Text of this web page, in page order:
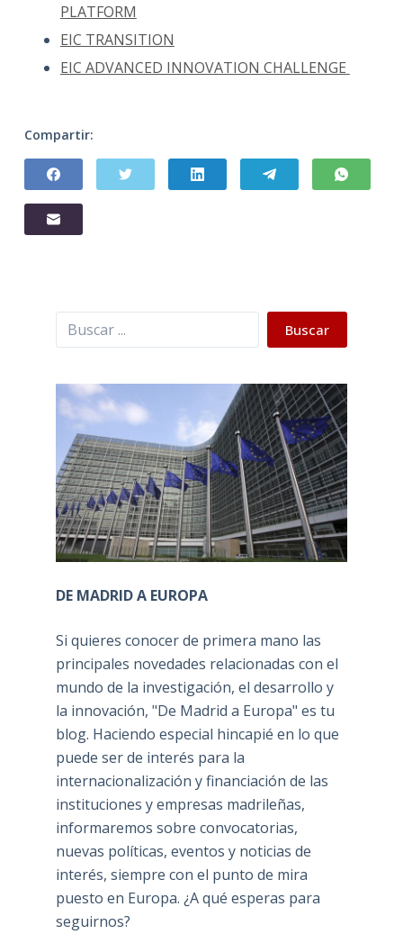
PLATFORM
EIC TRANSITION
EIC ADVANCED INNOVATION CHALLENGE
Compartir:
Buscar Buscar
DE MADRID A EUROPA
Si quieres conocer de primera mano las
principales novedades relacionadas con el
mundo de la investigación, el desarrollo y
la innovación, "De Madrid a Europa" es tu
blog. Haciendo especial hincapié en lo que
puede ser de interés para la
internacionalización y financiación de las
instituciones y empresas madrileñas,
informaremos sobre convocatorias,
nuevas políticas, eventos y noticias de
interés, siempre con el punto de mira
puesto en Europa. ¿A qué esperas para
seguirnos?